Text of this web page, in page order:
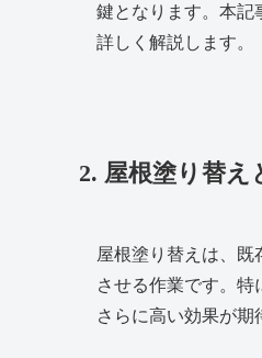
鍵となります。本記
詳しく解説します。
2. 屋根塗り替え
屋根塗り替えは、
させる作業です。
さらに高い効果が期